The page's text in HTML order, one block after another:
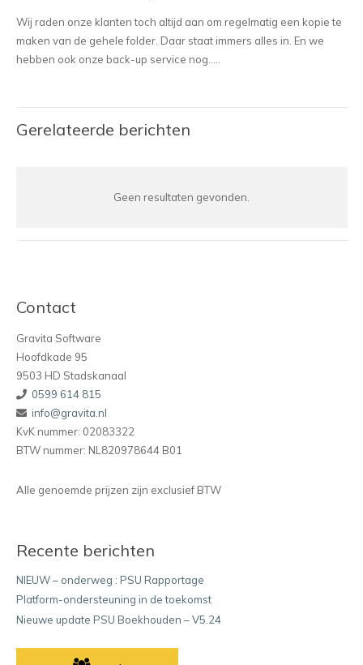
Wij raden onze klanten toch altijd aan om regelmatig een kopie te
maken van de gehele folder. Daar staat immers alles in. En we
hebben ook onze back-up service nog…..
Gerelateerde berichten
Geen resultaten gevonden.
Contact
Gravita Software
Hoofdkade 95
9503 HD Stadskanaal
0599 614 815
info@gravita.nl
KvK nummer: 02083322
BTW nummer: NL820978644 B01
Alle genoemde prijzen zijn exclusief BTW
Recente berichten
NIEUW – onderweg : PSU Rapportage
Platform-ondersteuning in de toekomst
Nieuwe update PSU Boekhouden – V5.24